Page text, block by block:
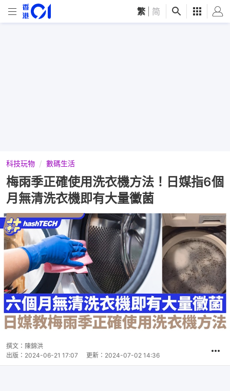
繁 简
科技玩物 數碼生活
梅雨季正確使用洗衣機方法！日媒指6個
月無清洗衣機即有大量黴菌
撰文： 陳錦洪
出版： 2024-06-21 17:07 更新： 2024-07-02 14:36